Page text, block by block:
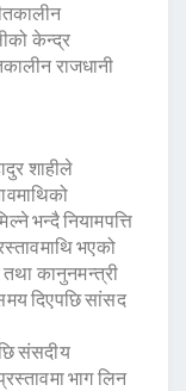
केन्द्र
राजधानी
शाहीले
भन्दै नियामपत्ति
भएको
कानुनमन्त्री
दिएपछि सांसद
संसदीय
भाग लिन